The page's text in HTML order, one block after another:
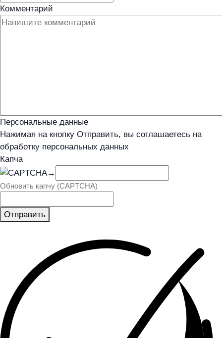
Комментарий
Персональные данные
Нажимая на кнопку Отправить, вы соглашаетесь на
обработку персональных данных
Капча
→
Обновить капчу (CAPTCHA)
Отправить